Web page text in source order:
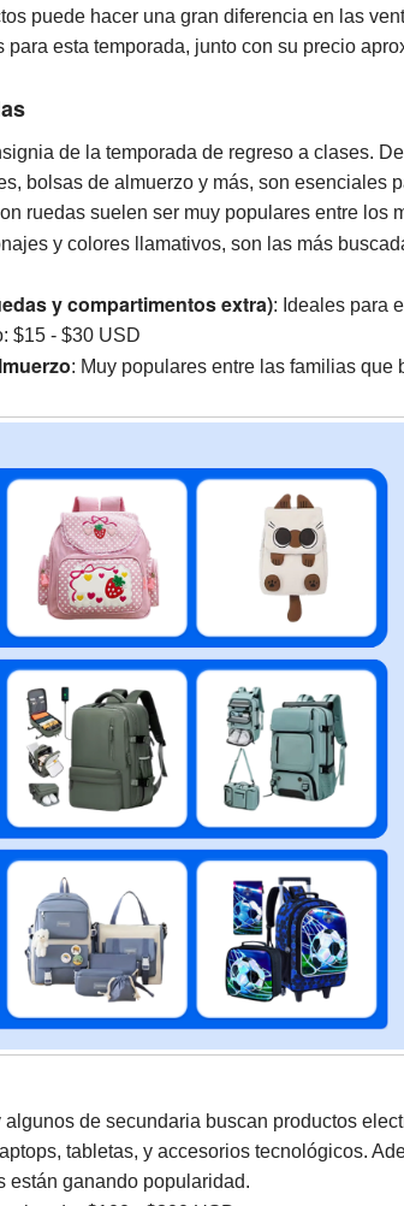
puede hacer una gran diferencia en las
esta temporada, junto con su precio
de la temporada de regreso a clases.
bolsas de almuerzo y más, son esenciales
ruedas suelen ser muy populares entre los
y colores llamativos, son las más
y compartimentos extra): Ideales para
$15 - $30 USD
: Muy populares entre las familias
de secundaria buscan productos
tabletas, y accesorios tecnológicos.
están ganando popularidad.